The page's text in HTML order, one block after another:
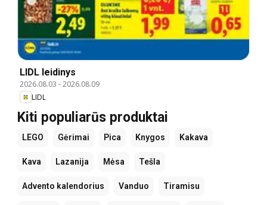
LIDL leidinys
2026.08.03 -2026.08.09
LIDL
Kiti populiarūs produktai
LEGO Gėrimai Pica Knygos Kakava
Kava Lazanija Mėsa Tešla
Advento kalendorius Vanduo Tiramisu